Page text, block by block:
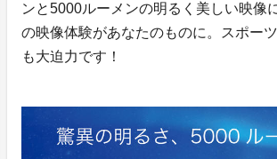
ンと5000ルーメンの明るく美しい映像
の映像体験があなたのものに。スポー
も大迫力です！